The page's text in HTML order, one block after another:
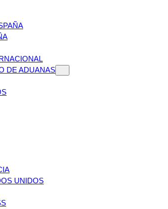
DE ADUANAS
UNIDOS